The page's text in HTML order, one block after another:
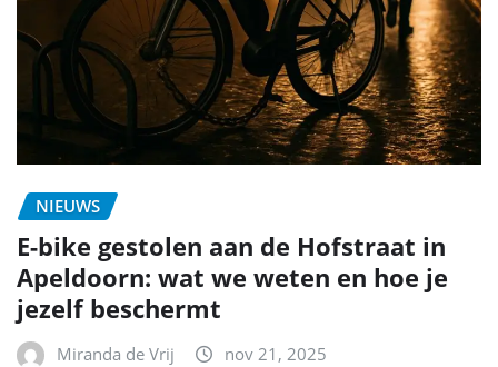
NIEUWS
E-bike gestolen aan de Hofstraat in
Apeldoorn: wat we weten en hoe je
jezelf beschermt
Miranda de Vrij nov 21, 2025